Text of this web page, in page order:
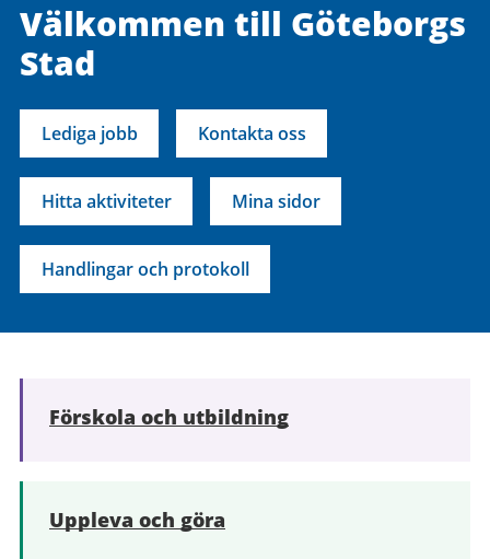
Välkommen till Göteborgs
Stad
Lediga jobb Kontakta oss
Hitta aktiviteter Mina sidor
Handlingar och protokoll
Förskola och utbildning
Uppleva och göra